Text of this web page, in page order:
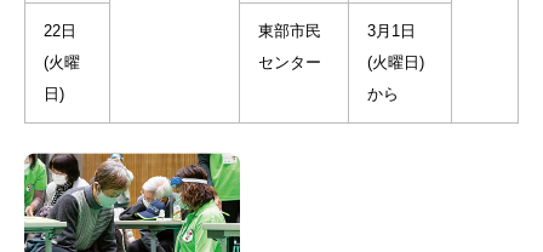
22日
(火曜
日)
東部市民
センター
3月1日
(火曜日)
から